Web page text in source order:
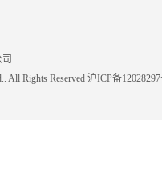
All Rights Reserved 沪ICP备